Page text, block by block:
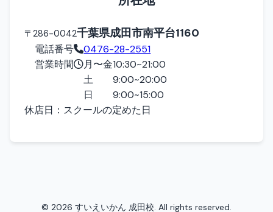
〒286-0042千葉県成田市南平台1160
電話番号
0476-28-2551
営業時間
月〜金
土
日
10:30~21:00
9:00~20:00
9:00~15:00
休店日： スクールの定めた日
© 2026 すいえいかん 成田校. All rights reserved.